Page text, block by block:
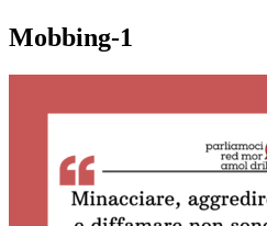
Mobbing-1